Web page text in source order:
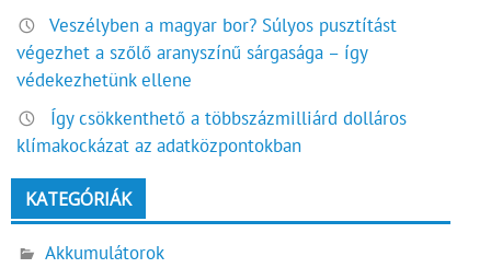
Veszélyben a magyar bor? Súlyos pusztítást
végezhet a szőlő aranyszínű sárgasága – így
védekezhetünk ellene
Így csökkenthető a többszázmilliárd dolláros
klímakockázat az adatközpontokban
KATEGÓRIÁK
Akkumulátorok